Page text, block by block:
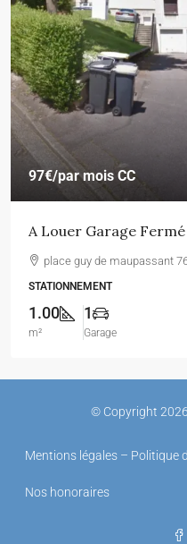
97€/par mois CC
A Louer Garage Fermé
place guy de maupassant
STATIONNEMENT
1.00
m²
1
Garage
© Copyright
Mentions légales – Politique
Nos honoraires